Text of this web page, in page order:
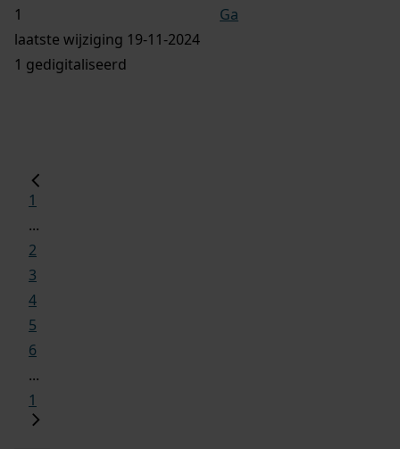
Ga
laatste wijziging 19-11-2024
1 gedigitaliseerd
1
...
2
3
4
5
6
...
1